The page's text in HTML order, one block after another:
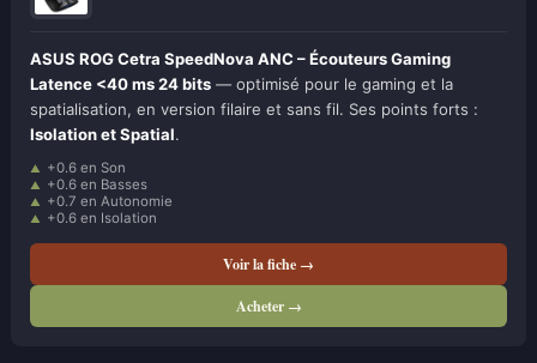
ASUS ROG Cetra SpeedNova ANC – Écouteurs Gaming
Latence <40 ms 24 bits — optimisé pour le gaming et la
spatialisation, en version filaire et sans fil. Ses points forts :
Isolation et Spatial.
+0.6 en Son
+0.6 en Basses
+0.7 en Autonomie
+0.6 en Isolation
Voir la fiche →
Acheter →